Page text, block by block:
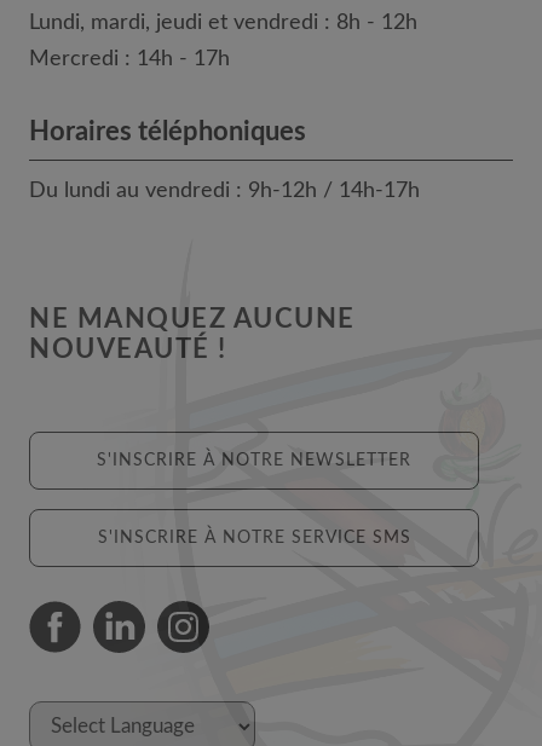
Lundi, mardi, jeudi et vendredi : 8h - 12h
Mercredi : 14h - 17h
Horaires téléphoniques
Du lundi au vendredi : 9h-12h / 14h-17h
NE MANQUEZ AUCUNE
NOUVEAUTÉ !
S'INSCRIRE À NOTRE NEWSLETTER
S'INSCRIRE À NOTRE SERVICE SMS